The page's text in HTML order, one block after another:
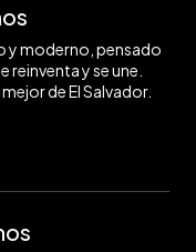
y moderno, pensado
reinventa y se une.
de El Salvador.